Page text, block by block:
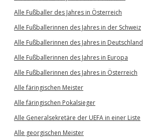
Alle Fußballer des Jahres in Österreich
Alle Fußballerinnen des Jahres in der Schweiz
Alle Fußballerinnen des Jahres in Deutschland
Alle Fußballerinnen des Jahres in Europa
Alle Fußballerinnen des Jahres in Österreich
Alle färingischen Meister
Alle färingischen Pokalsieger
Alle Generalsekretäre der UEFA in einer Liste
Alle georgischen Meister